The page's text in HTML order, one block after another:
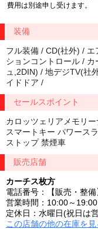
費用は別途申し受けます。
装備
フル装備 / CD(社外) /
ションコントロール /
ュ,2DIN) / 地デジTV(社
イドドア /
セールスポイント
カロッツェリアメモリ
スマートキー パワース
ストップ 禁煙車
販売店舗
カーチス枚方
電話番号：【販売・整
営業時間：10:00～19:00
定休日：水曜日(祝日は
この店舗の他の在庫を見